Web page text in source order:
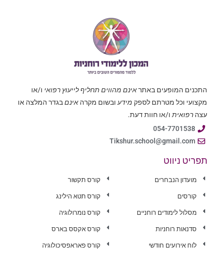
התכנים המופעים באתראינם מהווים תחליף לייעוץ רפואי ו/או
מקצועי וכל מטרתם לספק מידע ובשום מקרה אינםבגדר המלצה או
עצה רפואית ו/או חוות דעת.
054-7701538
Tikshur.school@gmail.com
תפריט ניווט
מועדון הנבחרים
קורסים
מסלול לימודים רוחניים
סדנאות רוחניות
לוח אירועים חודשי
קורס תקשור
קורס תטא הילינג
קורס נומרולוגיה
קורס אקסס בארס
קורס פאראפסיכולוגיה